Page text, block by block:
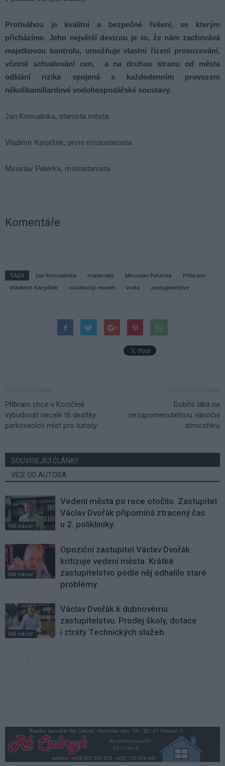
Protiváhou je kvalitní a bezpečné řešení, se kterým
přicházíme. Jeho největší devizou je to, že nám zachovává
majetkovou kontrolu, umožňuje vlastní řízení provozování,
včetně schvalování cen, a na druhou stranu od města
odklání rizika spojená s každodenním provozem
několikamiliardové vodohospodářské soustavy.
Jan Konvalinka, starosta města
Vladimír Karpíšek, první místostarosta
Miroslav Peterka, místostarosta
Komentáře
TAGY Jan Konvalinka materiály Miroslav Peterka
Příbram
Vladimír Karpíšek
vlastnický model voda zastupitelstvo
Příbram chce v Kozičíně
vybudovat necelé tři desítky
parkovacích míst pro turisty
Dobříš láká na
nezapomenutelnou vánoční
atmosféru
SOUVISEJÍCÍ ČLÁNKY
VÍCE OD AUTORA
Váš názor
Vedení města po roce otočilo. Zastupitel
Václav Dvořák připomíná ztracený čas
u 2. polikliniky
Váš názor
Opoziční zastupitel Václav Dvořák
kritizuje vedení města. Krátké
zastupitelstvo podle něj odhalilo staré
problémy
Váš názor
Václav Dvořák k dubnovému
zastupitelstvu. Prodej školy, dotace
i ztráty Technických služeb